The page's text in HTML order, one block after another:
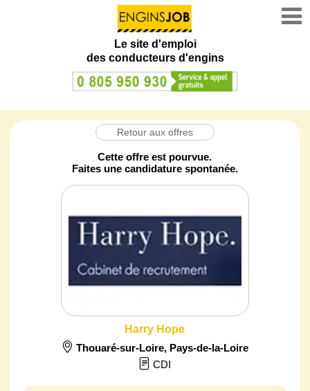
Le site d'emploi
des conducteurs d'engins
Retour aux offres
Cette offre est pourvue.
Faites une candidature spontanée.
Harry Hope
Thouaré-sur-Loire, Pays-de-la-Loire
CDI